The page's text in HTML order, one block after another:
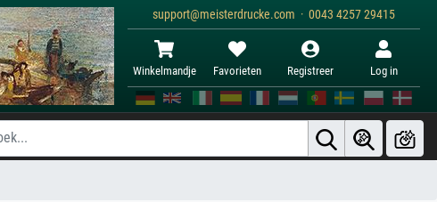
support@meisterdrucke.com · 0043 4257 29415
Winkelmandje Favorieten Registreer Log in